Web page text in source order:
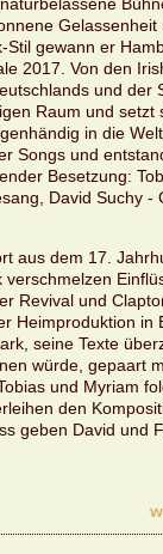
Stil ge­wann er
2017. Von den
und der
Raum und setzt
in die
Songs und
Be­set­zung:
David Suchy -
aus dem 17.
Re­vi­val und
Heim­pro­duk­ti­on in
seine Texte
würde, ge­paart
und My­ri­am
den
geben David und